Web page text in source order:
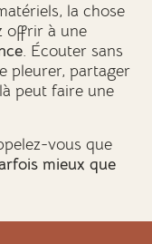
la chose
offrir à une
. Écouter sans
pleurer, partager
peut faire une
vous que
mieux que